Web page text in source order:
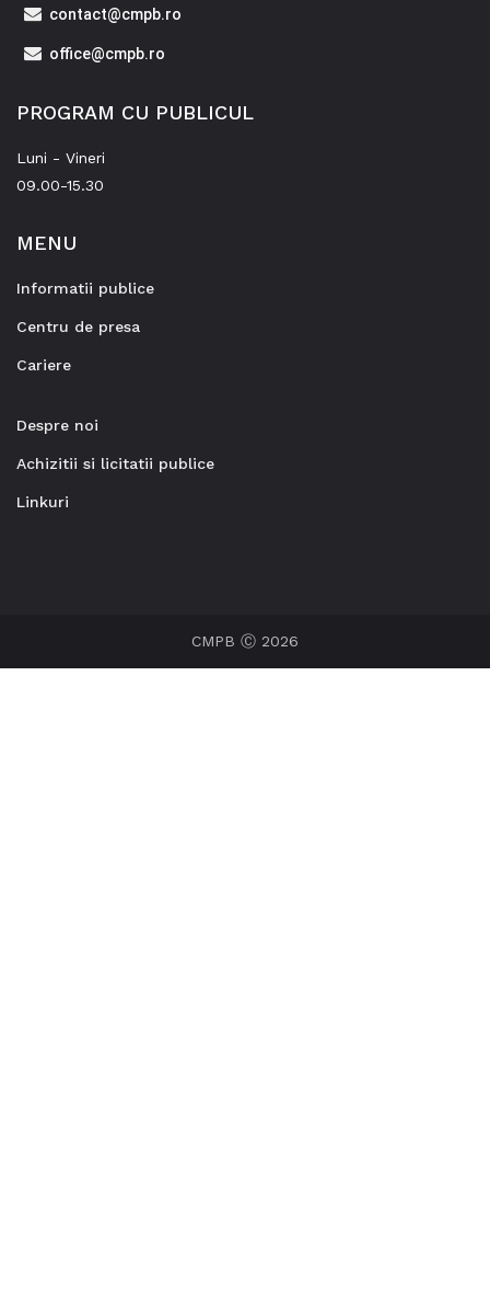
contact@cmpb.ro
office@cmpb.ro
PROGRAM CU PUBLICUL
Luni - Vineri
09.00-15.30
MENU
Informatii publice
Centru de presa
Cariere
Despre noi
Achizitii si licitatii publice
Linkuri
CMPB Ⓒ 2026